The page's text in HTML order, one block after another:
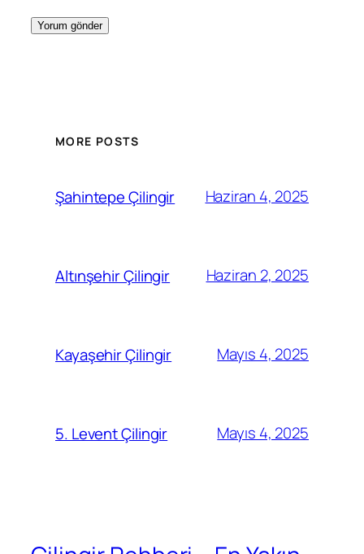
MORE POSTS
Şahintepe Çilingir Haziran 4, 2025
Altınşehir Çilingir Haziran 2, 2025
Kayaşehir Çilingir Mayıs 4, 2025
5. Levent Çilingir Mayıs 4, 2025